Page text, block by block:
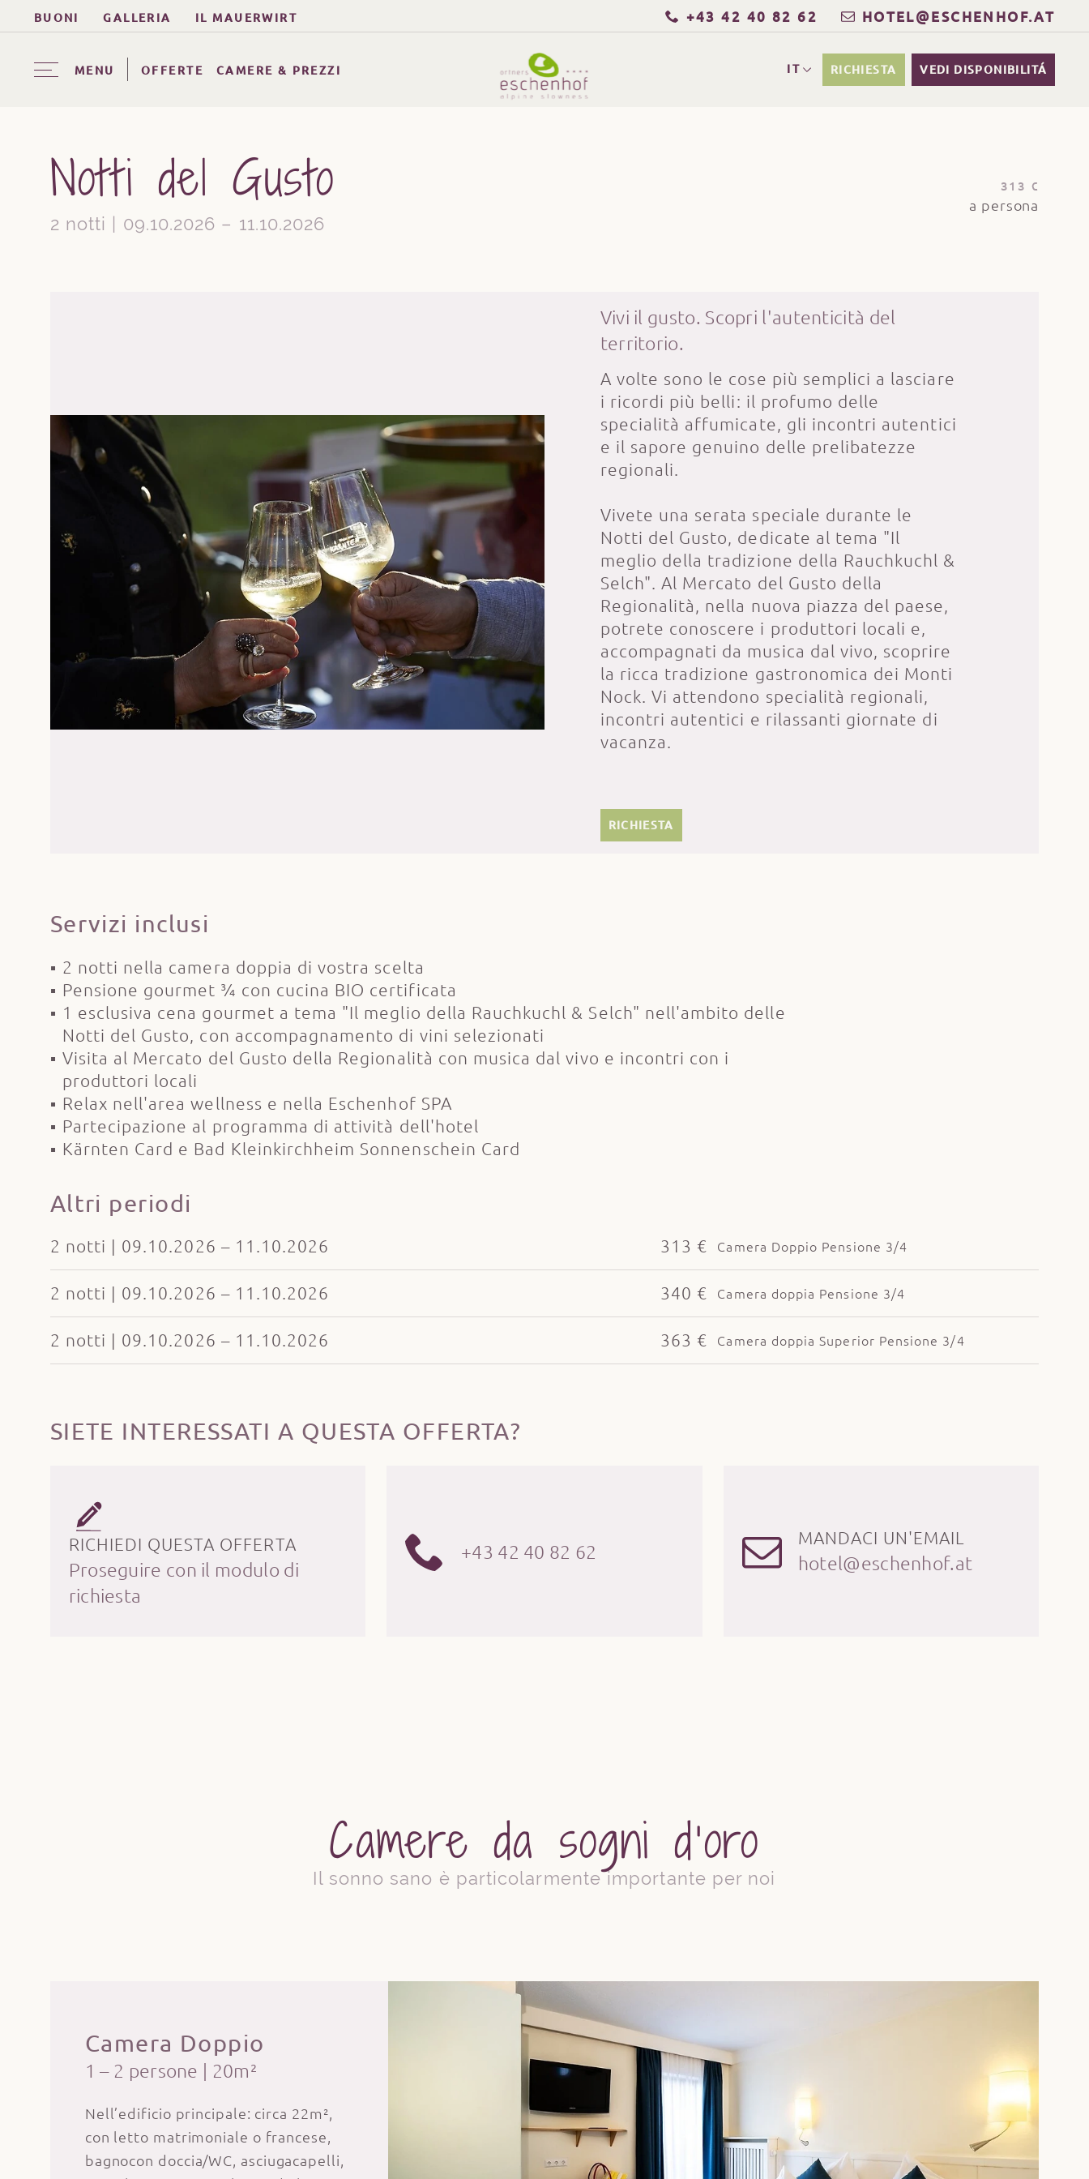
BUONI GALLERIA IL MAUERWIRT +43 42 40 82 62 HOTEL@ESCHENHOF.AT
MENU OFFERTE CAMERE & PREZZI IT RICHIESTA VEDI DISPONIBILITÁ
Notti del Gusto
2 notti | 09.10.2026 – 11.10.2026
313 €
a persona
Vivi il gusto. Scopri l'autenticità del
territorio.
A volte sono le cose più semplici a lasciare
i ricordi più belli: il profumo delle
specialità affumicate, gli incontri autentici
e il sapore genuino delle prelibatezze
regionali.
Vivete una serata speciale durante le
Notti del Gusto, dedicate al tema "Il
meglio della tradizione della Rauchkuchl &
Selch". Al Mercato del Gusto della
Regionalità, nella nuova piazza del paese,
potrete conoscere i produttori locali e,
accompagnati da musica dal vivo, scoprire
la ricca tradizione gastronomica dei Monti
Nock. Vi attendono specialità regionali,
incontri autentici e rilassanti giornate di
vacanza.
RICHIESTA
Servizi inclusi
2 notti nella camera doppia di vostra scelta
Pensione gourmet ¾ con cucina BIO certificata
1 esclusiva cena gourmet a tema "Il meglio della Rauchkuchl & Selch" nell'ambito delle
Notti del Gusto, con accompagnamento di vini selezionati
Visita al Mercato del Gusto della Regionalità con musica dal vivo e incontri con i
produttori locali
Relax nell'area wellness e nella Eschenhof SPA
Partecipazione al programma di attività dell'hotel
Kärnten Card e Bad Kleinkirchheim Sonnenschein Card
Altri periodi
2 notti | 09.10.2026 – 11.10.2026 313 € Camera Doppio Pensione 3/4
2 notti | 09.10.2026 – 11.10.2026 340 € Camera doppia Pensione 3/4
2 notti | 09.10.2026 – 11.10.2026 363 € Camera doppia Superior Pensione 3/4
SIETE INTERESSATI A QUESTA OFFERTA?
RICHIEDI QUESTA OFFERTA
Proseguire con il modulo di
richiesta
+43 42 40 82 62
MANDACI UN'EMAIL
hotel@eschenhof.at
Camere da sogni d’oro
Il sonno sano è particolarmente importante per noi
Camera Doppio
1 – 2 persone 20m²
Nell’edificio principale: circa 22m²,
con letto matrimoniale o francese,
bagnocon doccia/WC, asciugacapelli,